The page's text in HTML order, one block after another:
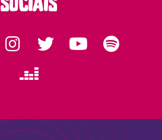
sociais